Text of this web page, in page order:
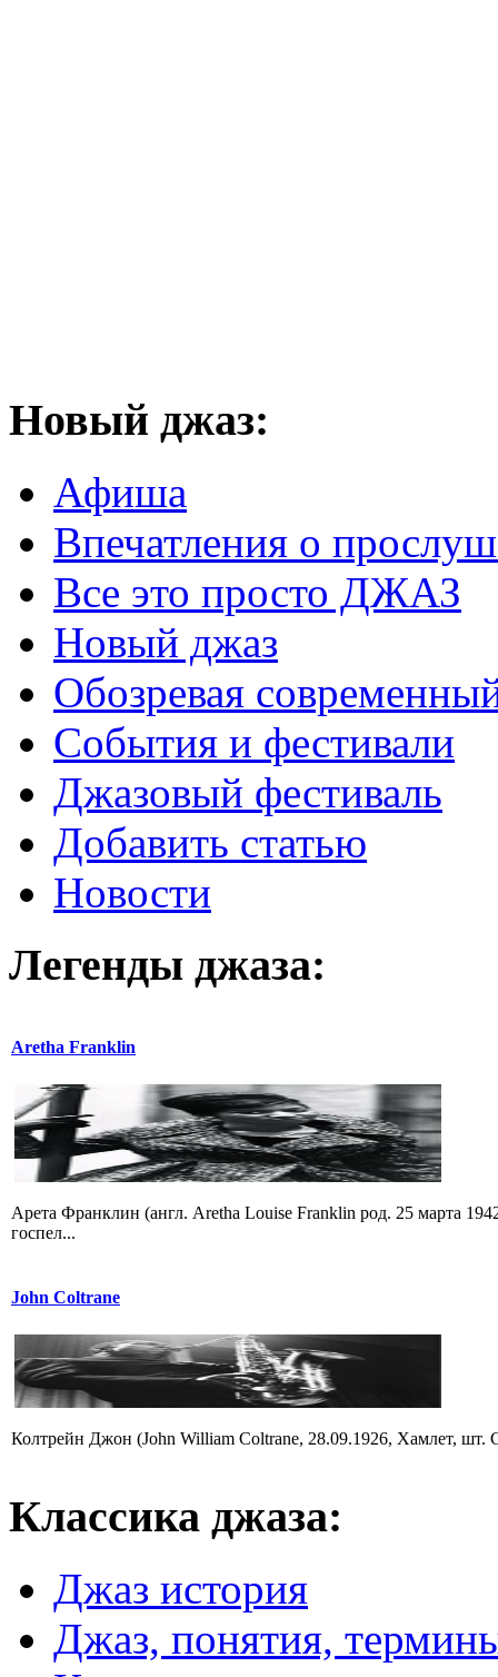
Новый джаз:
Афиша
Впечатления о
Все это просто ДЖАЗ
Новый джаз
Обозревая
События и фестивали
Джазовый фестиваль
Добавить статью
Новости
Легенды джаза:
Aretha Franklin
Арета Франклин (англ. Aretha Louise Franklin род. 25 марта
госпел...
John Coltrane
Колтрейн Джон (John William Coltrane, 28.09.1926, Хамлет, шт.
Классика джаза:
Джаз история
Джаз, понятия,